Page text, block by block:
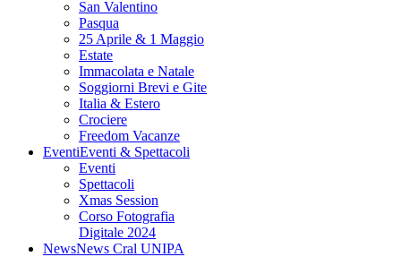
San Valentino
Pasqua
25 Aprile & 1 Maggio
Estate
Immacolata e Natale
Soggiorni Brevi e Gite
Italia & Estero
Crociere
Freedom Vacanze
EventiEventi & Spettacoli
Eventi
Spettacoli
Xmas Session
Corso Fotografia
Digitale 2024
NewsNews Cral UNIPA